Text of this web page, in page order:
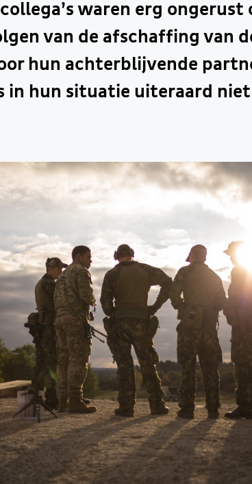
waren erg ongerust
van de afschaffing van
hun achterblijvende
in hun situatie uiteraard